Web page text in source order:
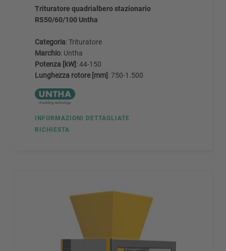
Trituratore quadrialbero stazionario
RS50/60/100 Untha
Categoria: Trituratore
Marchio: Untha
Potenza [kW]: 44-150
Lunghezza rotore [mm]: 750-1.500
INFORMAZIONI DETTAGLIATE
RICHIESTA